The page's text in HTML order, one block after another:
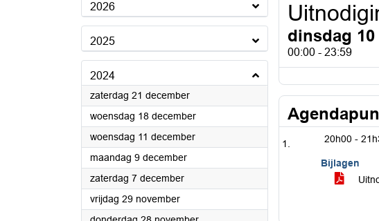
2026
2025
2024
zaterdag 21 december2024
woensdag 18 december2024
woensdag 11 december2024
maandag 9 december2024
zaterdag 7 december2024
vrijdag 29 november2024
dinsdag 10
00:00 - 23:59
20h00 -
Bijlagen